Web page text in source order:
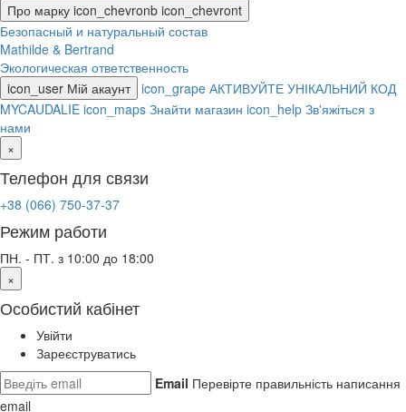
Про марку icon_chevronb icon_chevront
Безопасный и натуральный состав
Mathilde & Bertrand
Экологическая ответственность
icon_user Мій акаунт icon_grape АКТИВУЙТЕ УНІКАЛЬНИЙ КОД
MYCAUDALIE icon_maps Знайти магазин icon_help Зв'яжіться з
нами
×
Телефон для связи
+38 (066) 750-37-37
Режим работи
ПН. - ПТ. з 10:00 до 18:00
×
Особистий кабінет
Увійти
Зареєструватись
Email Перевірте правильність написання
email